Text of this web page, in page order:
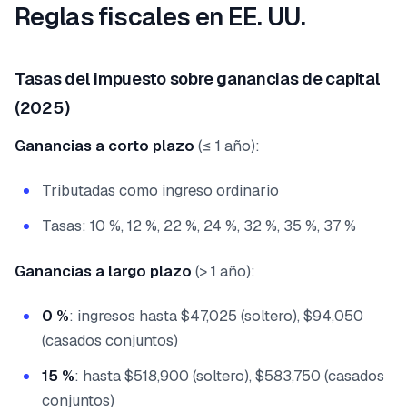
Reglas fiscales en EE. UU.
Tasas del impuesto sobre ganancias de capital
(2025)
Ganancias a corto plazo (≤ 1 año):
Tributadas como ingreso ordinario
Tasas: 10 %, 12 %, 22 %, 24 %, 32 %, 35 %, 37 %
Ganancias a largo plazo (> 1 año):
0 %: ingresos hasta $47,025 (soltero), $94,050
(casados conjuntos)
15 %: hasta $518,900 (soltero), $583,750 (casados
conjuntos)